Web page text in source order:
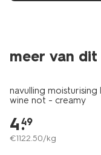
meer van dit
vegan
navulling moisturising
wine not - creamy
4.
49
€1122.50/kg